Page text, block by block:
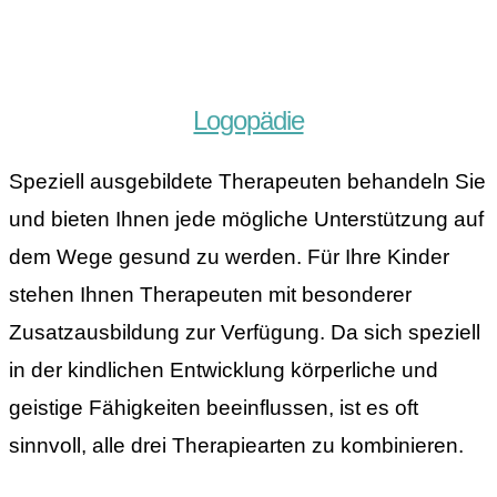
Logopädie
Speziell ausgebildete Therapeuten behandeln Sie
und bieten Ihnen jede mögliche Unterstützung auf
dem Wege gesund zu werden. Für Ihre Kinder
stehen Ihnen Therapeuten mit besonderer
Zusatzausbildung zur Verfügung. Da sich speziell
in der kindlichen Entwicklung körperliche und
geistige Fähigkeiten beeinflussen, ist es oft
sinnvoll, alle drei Therapiearten zu kombinieren.